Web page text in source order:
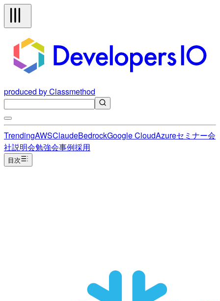
produced by Classmethod
TrendingAWSClaudeBedrockGoogle CloudAzureセミナー会
社説明会勉強会事例採用
目次